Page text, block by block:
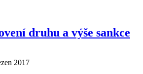
druhu a výše sankce
2017